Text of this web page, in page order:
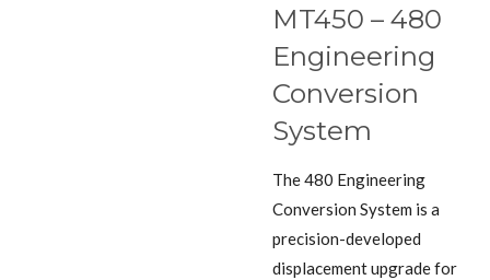
MT450 – 480
Engineering
Conversion
System
The 480 Engineering
Conversion System is a
precision-developed
displacement upgrade for